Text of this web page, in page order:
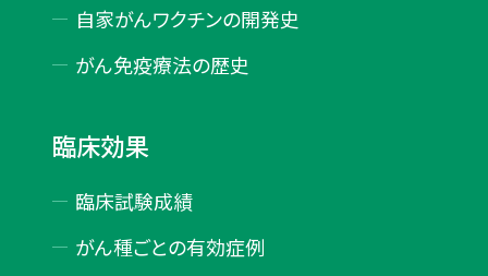
自家がんワクチンの開発史
がん免疫療法の歴史
臨床効果
臨床試験成績
がん種ごとの有効症例